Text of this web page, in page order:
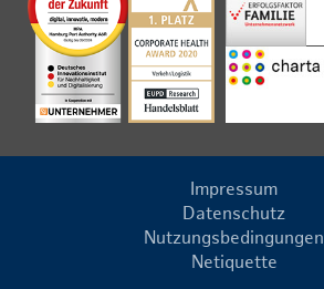
Impressum
Datenschutz
Nutzungsbedingungen
Netiquette